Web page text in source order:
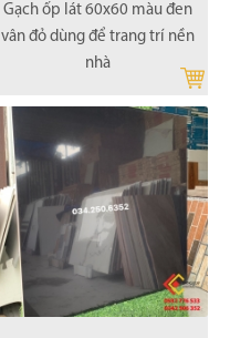
Gạch ốp lát 60x60 màu đen
vân đỏ dùng để trang trí nền
nhà